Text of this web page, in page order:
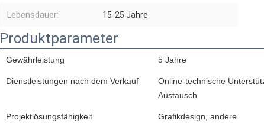
Lebensdauer: 15-25 Jahre
Produktparameter
Gewährleistung 5 Jahre
Dienstleistungen nach dem Verkauf
Online-technische
Austausch
Projektlösungsfähigkeit Grafikdesign, andere